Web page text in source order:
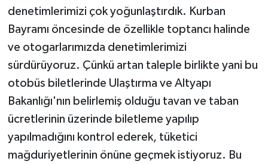
denetimlerimizi çok yoğunlaştırdık. Kurban
Bayramı öncesinde de özellikle toptancı halinde
ve otogarlarımızda denetimlerimizi
sürdürüyoruz. Çünkü artan taleple birlikte yani bu
otobüs biletlerinde Ulaştırma ve Altyapı
Bakanlığı'nın belirlemiş olduğu tavan ve taban
ücretlerinin üzerinde biletleme yapılıp
yapılmadığını kontrol ederek, tüketici
mağduriyetlerinin önüne geçmek istiyoruz. Bu